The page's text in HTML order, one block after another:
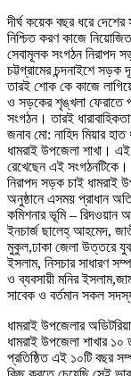
দীর্ঘ কয়েক বছর ধরে
নিশ্চিত করণ কাজে
সেবামূলক সংগঠন নিরাপদ
চট্টগ্রামের চন্দনাইশে সড়ক
তারই শোক কে কাজে
ও সড়কের শৃঙ্খলা ফেরাতে
সংগঠন। তারই
জনাব মো: নাহিদ মিয়ার
ধামরাই উপজেলা শাখা।
রেখেছেন এই সংগঠনটিকে।
নিরাপদ সড়ক চাই ধামরাই
অনুষ্ঠানে এসময় প্রাধান
কমিশনার ভূমি – রিদওয়ান
ইনচার্জ ছালেহ্ আহমেদ,
মুকুল,ঢাকা জেলা উত্তরে
ইসলাম, নিসচার সাধারণ
ও ব্যবসায়ী মনির
সাবেক ও বর্তমান সকল
ধামরাই উপজেলার
ধামরাই উপজেলা শাখার ১০
প্রতিষ্ঠিত এই ১০টি বছর